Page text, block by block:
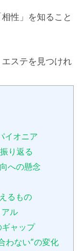
性」を知ること
ステを見つけれ
イオニア
り返る
への懸念
るもの
ル
ャップ
わない”の変化